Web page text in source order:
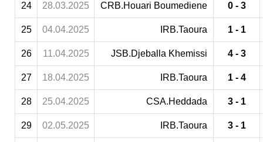
24 28.03.2025 CRB.Houari Boumediene 0 - 3
25 04.04.2025 IRB.Taoura 1 - 1
26 11.04.2025 JSB.Djeballa Khemissi 4 - 3
27 18.04.2025 IRB.Taoura 1 - 4
28 25.04.2025 CSA.Heddada 3 - 1
29 02.05.2025 IRB.Taoura 3 - 1